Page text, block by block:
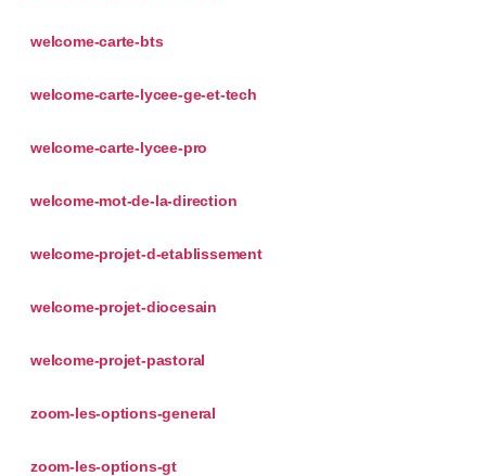
welcome-carte-bts
welcome-carte-lycee-ge-et-tech
welcome-carte-lycee-pro
welcome-mot-de-la-direction
welcome-projet-d-etablissement
welcome-projet-diocesain
welcome-projet-pastoral
zoom-les-options-general
zoom-les-options-gt